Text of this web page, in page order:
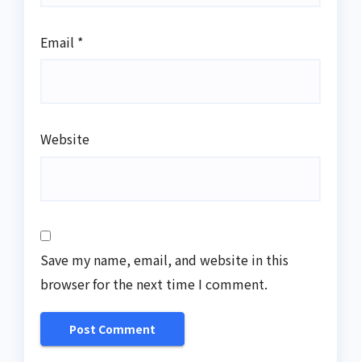
Email *
Website
Save my name, email, and website in this
browser for the next time I comment.